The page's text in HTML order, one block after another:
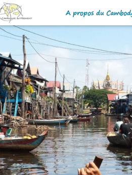
A propos du